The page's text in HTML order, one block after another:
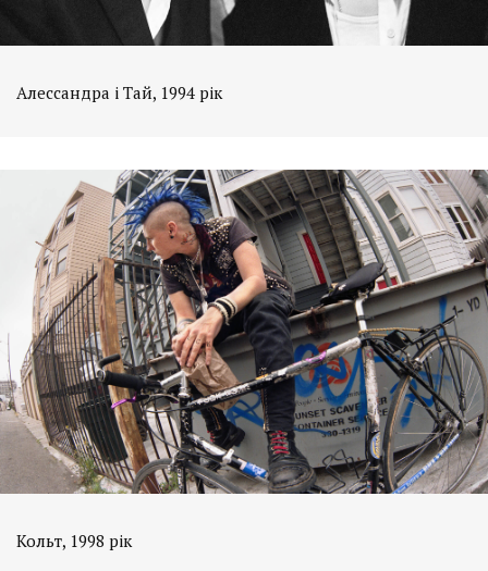
Алессандра і Тай, 1994 рік
Кольт, 1998 рік